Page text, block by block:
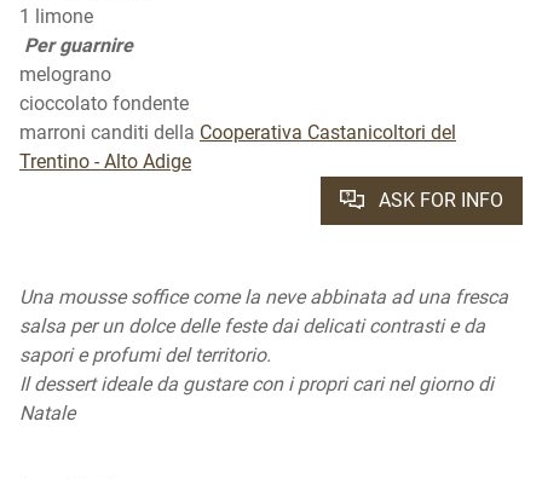
1 limone
Per guarnire
melograno
cioccolato fondente
marroni canditi della Cooperativa Castanicoltori del
Trentino - Alto Adige
ASK FOR INFO
Una mousse soffice come la neve abbinata ad una fresca
salsa per un dolce delle feste dai delicati contrasti e da
sapori e profumi del territorio.
Il dessert ideale da gustare con i propri cari nel giorno di
Natale